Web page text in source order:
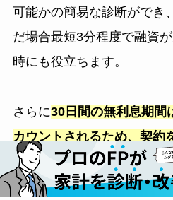
可能かの簡易な診断ができ
だ場合最短3分程度で融資
時にも役立ちます。
さらに30日間の無利息期間
カウントされるため、契約
れません。いざというとき
ておくのもおすすめです。